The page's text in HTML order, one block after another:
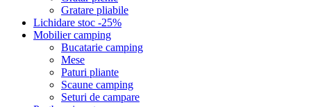
Gratare pliabile
Lichidare stoc -25%
Mobilier camping
Bucatarie camping
Mese
Paturi pliante
Scaune camping
Seturi de campare